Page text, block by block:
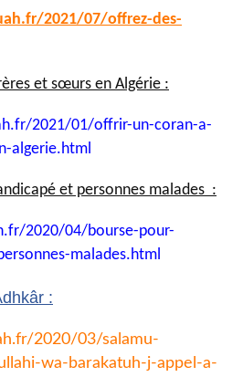
2021/07/offrez-des-
et sœurs en Algérie :
2021/01/offrir-un-coran-a-
algerie.html
et personnes malades :
2020/04/bourse-pour-
malades.html
:
2020/03/salamu-
wa-barakatuh-j-appel-a-